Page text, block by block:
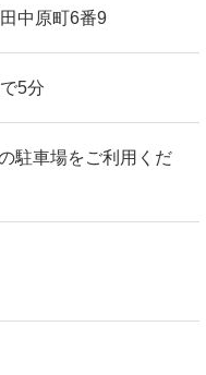
中原町6番9
5分
駐車場をご利用くだ